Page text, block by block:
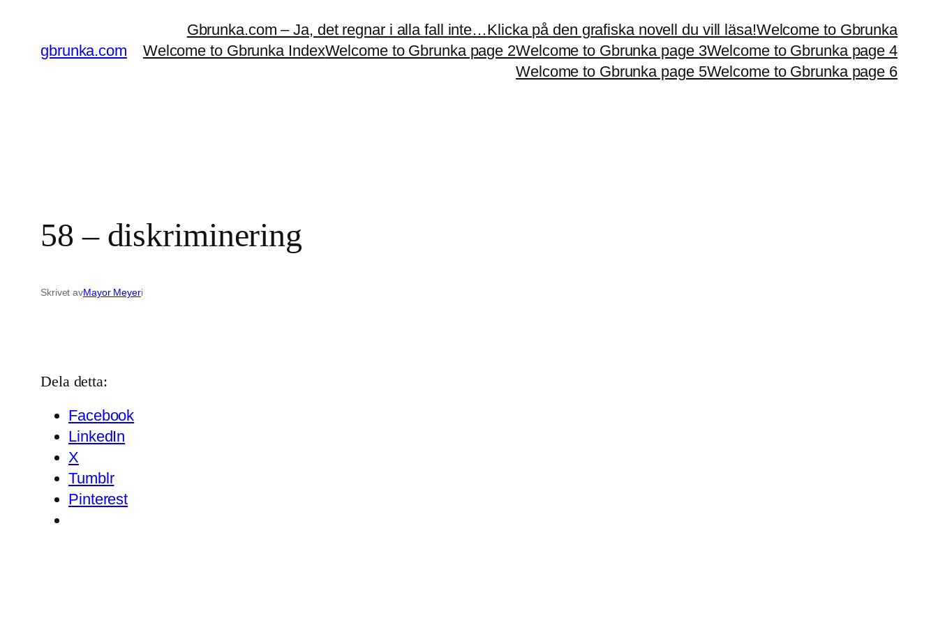
innehållgbrunka.com
Gbrunka.com – Ja, det regnar i alla fall inte…Klicka på den grafiska novell du vill läsa!Welcome to Gbrunka
Welcome to Gbrunka IndexWelcome to Gbrunka page 2Welcome to Gbrunka page 3Welcome to Gbrunka page 4
Welcome to Gbrunka page 5Welcome to Gbrunka page 6
58 – diskriminering
Skrivet avMayor Meyeri
Dela detta:
Facebook
LinkedIn
X
Tumblr
Pinterest